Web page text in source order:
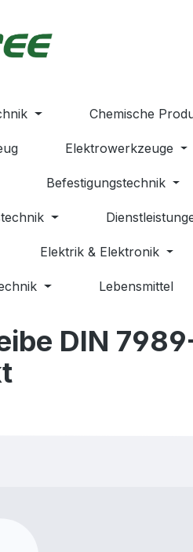
Chemische
Elektrowerkzeuge
Befestigungstechnik
Elektrik & Elektronik
Lebensmittel
DIN